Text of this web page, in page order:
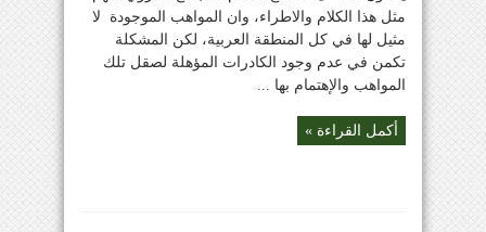
مثل هذا الكلام والاطراء، وان المواهب الموجودة لا
مثيل لها في كل المنطقة العربية، لكن المشكلة
تكمن في عدم وجود الكادرات المؤهلة لصقل تلك
المواهب والإهتمام بها ...
أكمل القراءة »